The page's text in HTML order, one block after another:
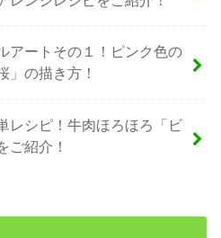
アートその１！ピンク色の
」の描き方！
レシピ！牛肉ほろほろ「ビ
ご紹介！